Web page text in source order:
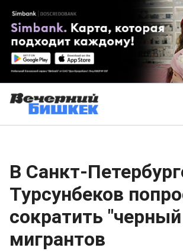
В Санкт-
Турсунбеков
сократить
мигрантов